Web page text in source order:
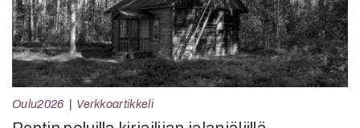
Oulu2026 Verkkoartikkeli